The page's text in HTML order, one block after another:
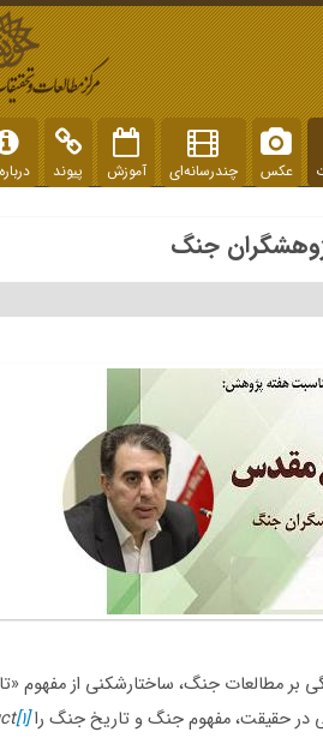
عکس چندرسانه‌ای آموزش پیوند
جنگ
بر مطالعات جنگ، ساختارشکنی از مفهوم
در حقیقت، مفهوم جنگ و تاریخ جنگ را[1]